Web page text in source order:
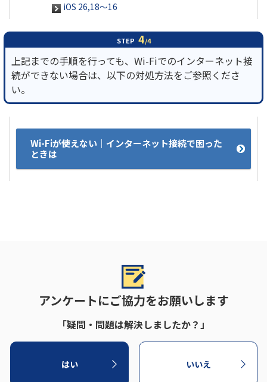
iOS 26,18～16
STEP 4/4
上記までの手順を行っても、Wi-Fiでのインターネット接
続ができない場合は、以下の対処方法をご参照くださ
い。
Wi-Fiが使えない｜インターネット接続で困った
ときは
アンケートにご協力をお願いします
「疑問・問題は解決しましたか？」
はい いいえ